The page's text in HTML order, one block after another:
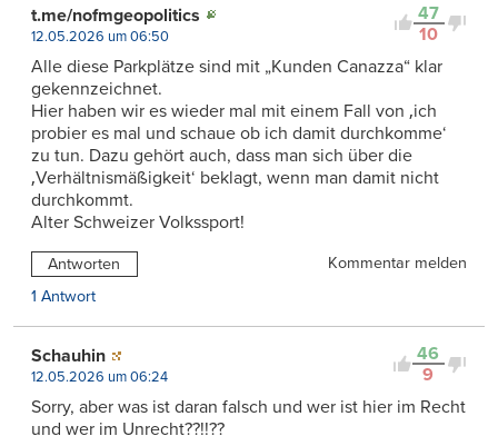
47
10
t.me/nofmgeopolitics
12.05.2026 um 06:50
Alle diese Parkplätze sind mit „Kunden Canazza“ klar
gekennzeichnet.
Hier haben wir es wieder mal mit einem Fall von ‚ich
probier es mal und schaue ob ich damit durchkomme‘
zu tun. Dazu gehört auch, dass man sich über die
‚Verhältnismäßigkeit‘ beklagt, wenn man damit nicht
durchkommt.
Alter Schweizer Volkssport!
Antworten
Kommentar melden
1 Antwort
46
9
Schauhin
12.05.2026 um 06:24
Sorry, aber was ist daran falsch und wer ist hier im Recht
und wer im Unrecht??!!??